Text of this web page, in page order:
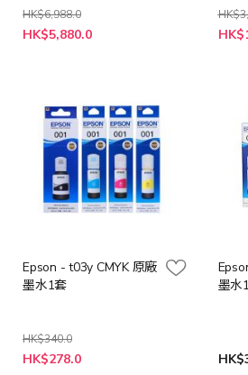
HK$6,988.0
特
殊
HK$5,880.0
特
殊
Epson - t03y CMYK 原廠
墨水1套
HK$340.0
特
殊
HK$278.0
墨水